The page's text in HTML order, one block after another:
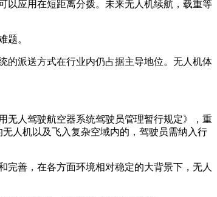
以应用在短距离分拨。未来无人机续航，载重等
题。
的派送方式在行业内仍占据主导地位。无人机体
无人驾驶航空器系统驾驶员管理暂行规定》，重
人机以及飞入复杂空域内的，驾驶员需纳入行
善，在各方面环境相对稳定的大背景下，无人